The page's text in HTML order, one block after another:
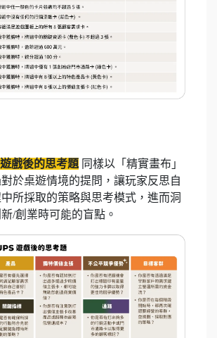
戲後的思考題 同樣以「精實畫布」
於桌遊情境的提問，讓玩家反思自
所採取的策略與思考模式，進而洞
/創業時可能的盲點。